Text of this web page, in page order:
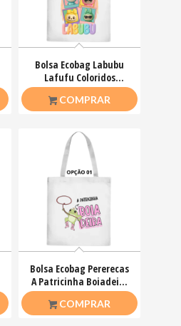
Bolsa Ecobag Labubu
Lafufu Coloridos
Tendência Infantil
COMPRAR
Bolsa Ecobag Pererecas
A Patricinha Boiadeira
Gratiluz
COMPRAR